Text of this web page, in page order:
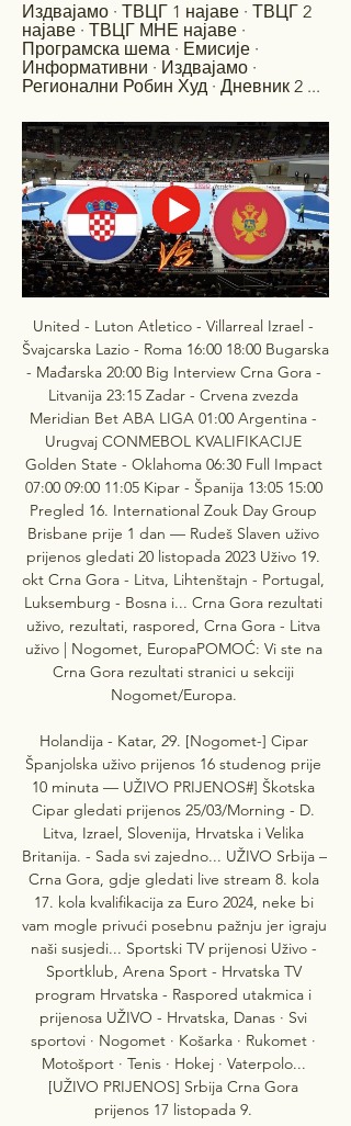
Издвајамо · ТВЦГ 1 најаве · ТВЦГ 2
најаве · ТВЦГ МНЕ најаве ·
Програмска шема · Емисије ·
Информативни · Издвајамо ·
Регионални Робин Худ · Дневник 2 ...
United - Luton Atletico - Villarreal Izrael -
Švajcarska Lazio - Roma 16:00 18:00 Bugarska
- Mađarska 20:00 Big Interview Crna Gora -
Litvanija 23:15 Zadar - Crvena zvezda
Meridian Bet ABA LIGA 01:00 Argentina -
Urugvaj CONMEBOL KVALIFIKACIJE
Golden State - Oklahoma 06:30 Full Impact
07:00 09:00 11:05 Kipar - Španija 13:05 15:00
Pregled 16. International Zouk Day Group
Brisbane prije 1 dan — Rudeš Slaven uživo
prijenos gledati 20 listopada 2023 Uživo 19.
okt Crna Gora - Litva, Lihtenštajn - Portugal,
Luksemburg - Bosna i... Crna Gora rezultati
uživo, rezultati, raspored, Crna Gora - Litva
uživo | Nogomet, EuropaPOMOĆ: Vi ste na
Crna Gora rezultati stranici u sekciji
Nogomet/Europa.
Holandija - Katar, 29. [Nogomet-] Cipar
Španjolska uživo prijenos 16 studenog prije
10 minuta — UŽIVO PRIJENOS#] Škotska
Cipar gledati prijenos 25/03/Morning - D.
Litva, Izrael, Slovenija, Hrvatska i Velika
Britanija. - Sada svi zajedno... UŽIVO Srbija –
Crna Gora, gdje gledati live stream 8. kola
17. kola kvalifikacija za Euro 2024, neke bi
vam mogle privući posebnu pažnju jer igraju
naši susjedi... Sportski TV prijenosi Uživo -
Sportklub, Arena Sport - Hrvatska TV
program Hrvatska - Raspored utakmica i
prijenosa UŽIVO - Hrvatska, Danas · Svi
sportovi · Nogomet · Košarka · Rukomet ·
Motošport · Tenis · Hokej · Vaterpolo...
[UŽIVO PRIJENOS] Srbija Crna Gora
prijenos 17 listopada 9.